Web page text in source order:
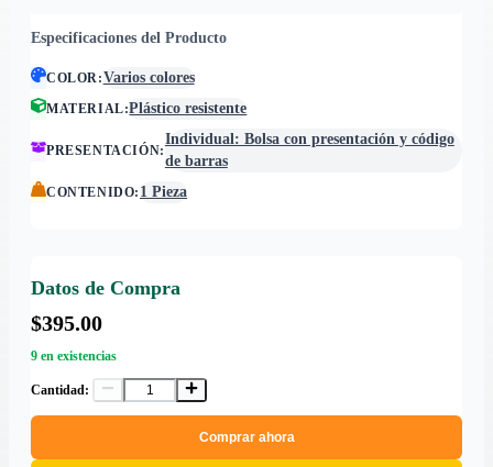
Especificaciones del Producto
COLOR:Varios colores
MATERIAL:Plástico resistente
PRESENTACIÓN:
Individual: Bolsa con presentación y código
de barras
CONTENIDO: 1 Pieza
Datos de Compra
$395.00
9 en existencias
Cantidad:
Comprar ahora